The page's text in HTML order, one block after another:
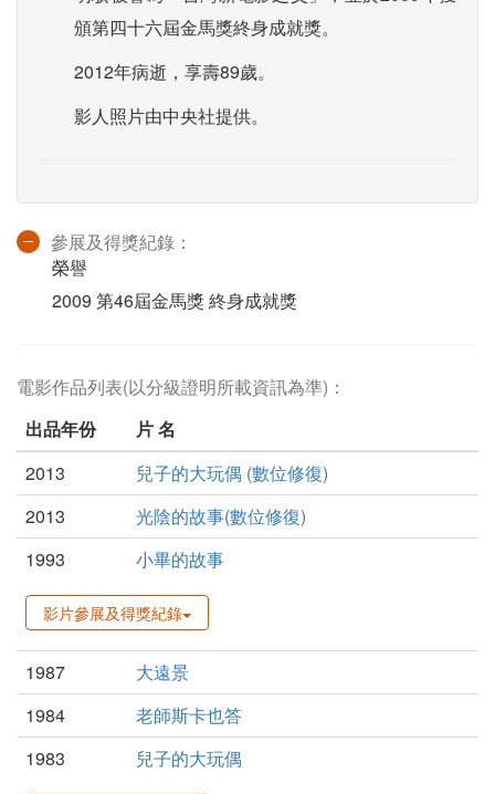
頒第四十六屆金馬獎終身成就獎。
2012年病逝，享壽89歲。
影人照片由中央社提供。
參展及得獎紀錄：
榮譽
2009 第46屆金馬獎 終身成就獎
電影作品列表(以分級證明所載資訊為準)：
出品年份
片 名
2013
兒子的大玩偶 (數位修復)
2013
光陰的故事(數位修復)
1993
小畢的故事
影片參展及得獎紀錄
1987
大遠景
1984
老師斯卡也答
1983
兒子的大玩偶